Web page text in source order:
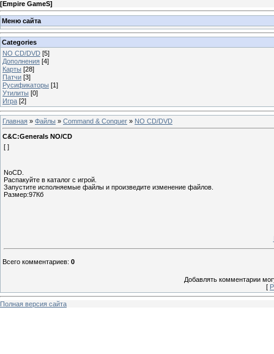
[Empire GameS]
Меню сайта
Categories
NO CD/DVD [5]
Дополнения [4]
Карты [28]
Патчи [3]
Русификаторы [1]
Утилиты [0]
Игра [2]
Главная » Файлы » Command & Conquer » NO CD/DVD
C&C:Generals NO/CD
[ ]
NoCD.
Распакуйте в каталог с игрой.
Запустите исполняемые файлы и произведите изменение файлов.
Размер:97Кб
Всего комментариев: 0
Добавлять комментарии
[
Полная версия сайта